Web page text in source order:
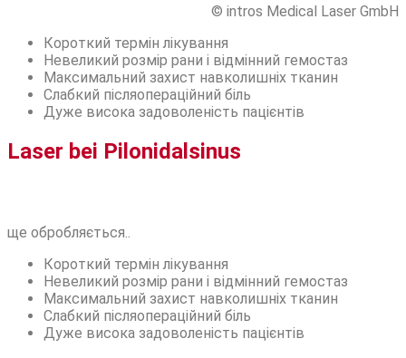
© intros Medical Laser GmbH
Короткий термін лікування
Невеликий розмір рани і відмінний гемостаз
Максимальний захист навколишніх тканин
Слабкий післяопераційний біль
Дуже висока задоволеність пацієнтів
Laser bei Pilonidalsinus
ще обробляється..
Короткий термін лікування
Невеликий розмір рани і відмінний гемостаз
Максимальний захист навколишніх тканин
Слабкий післяопераційний біль
Дуже висока задоволеність пацієнтів